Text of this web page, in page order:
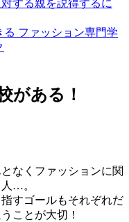
する親を説得するに
る ファッション専門学
がある！
なくファッションに関
…。
すゴールもそれぞれだ
ことが大切！